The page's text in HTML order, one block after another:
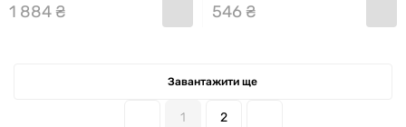
1 884 ₴ 546 ₴
1 2
Завантажити ще